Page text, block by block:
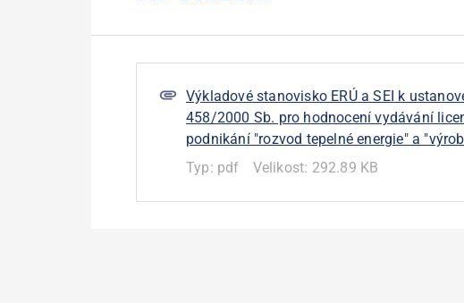
Výkladové stanovisko ERÚ a SEI k
458/2000 Sb. pro hodnocení vydávání
podnikání "rozvod tepelné energie" a
Typ: pdf Velikost: 292.89 KB